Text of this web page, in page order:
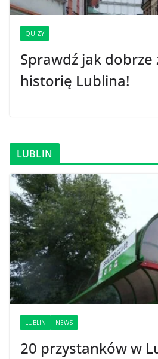
QUIZY
Sprawdź jak dobrze
historię Lublina!
LUBLIN
LUBLIN NEWS
20 przystanków w